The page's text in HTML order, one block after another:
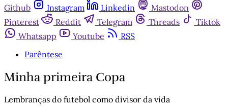
Github
Instagram Linkedin
Mastodon
Pinterest
Reddit Telegram Threads
Tiktok
Whatsapp
Youtube
RSS
Parêntese
Minha primeira Copa
Lembranças do futebol como divisor da vida